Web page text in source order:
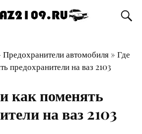
Предохранители автомобиля »Где
предохранители на ваз 2103
как поменять
на ваз 2103